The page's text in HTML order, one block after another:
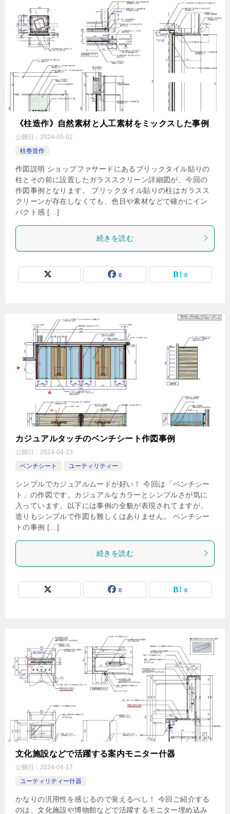
《柱造作》自然素材と人工素材をミックスした事例
公開日： 2024-05-02
柱巻造作
作図説明 ショップファサードにあるブリックタイル貼りの
柱とその前に設置したガラススクリーン詳細図が、今回の
作図事例となります。 ブリックタイル貼りの柱はガラスス
クリーンが存在しなくても、色目や素材などで確かにイン
パクト感 […]
続きを読む
0 0
カジュアルタッチのベンチシート作図事例
公開日： 2024-04-23
ベンチシート
ユーティリティー
シンプルでカジュアルムードが好い！ 今回は「ベンチシー
ト」の作図です。カジュアルなカラーとシンプルさが気に
入っています。以下には事例の全貌が表現されてますが、
造りもシンプルで作図も難しくはありません。 ベンチシー
トの事例 […]
続きを読む
0 0
文化施設などで活躍する案内モニター什器
公開日： 2024-04-17
ユーティリティー什器
かなりの汎用性を感じるので覚えるべし！ 今回ご紹介する
のは、文化施設や博物館などで活躍するモニター埋め込み